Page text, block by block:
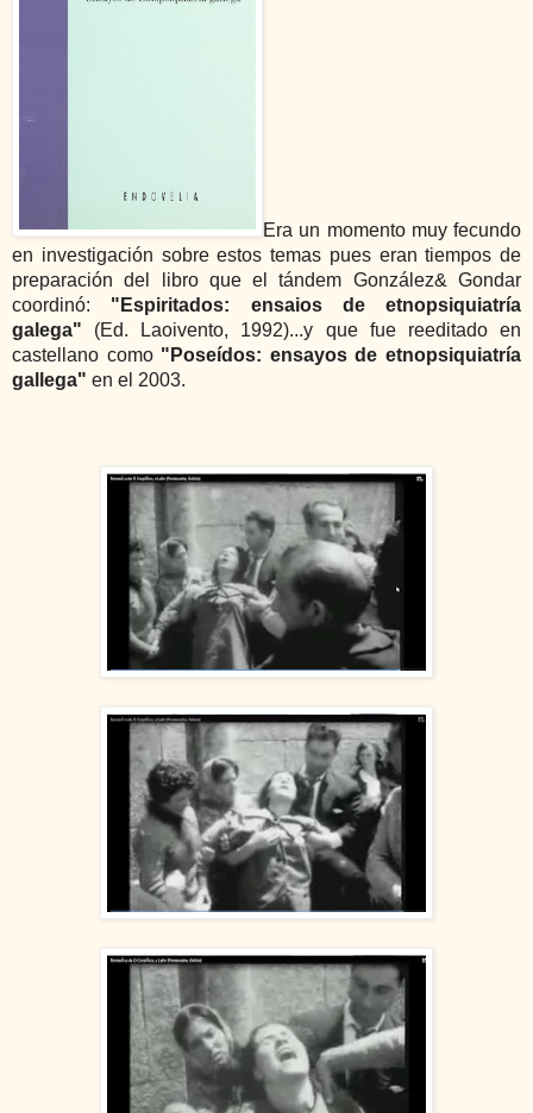
Era un momento muy fecundo
en investigación sobre estos temas pues eran tiempos de
preparación del libro que el tándem González& Gondar
coordinó: "Espiritados: ensaios de etnopsiquiatría
galega" (Ed. Laoivento, 1992)...y que fue reeditado en
castellano como "Poseídos: ensayos de etnopsiquiatría
gallega" en el 2003.